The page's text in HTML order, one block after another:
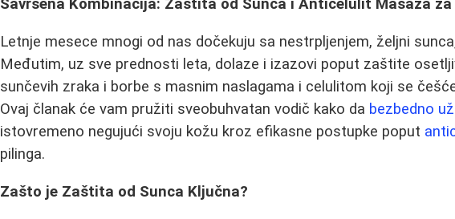
Savršena Kombinacija: Zaštita od Sunca i Anticelulit Masaža za
Letnje mesece mnogi od nas dočekuju sa nestrpljenjem, željni
Međutim, uz sve prednosti leta, dolaze i izazovi poput zaštite
sunčevih zraka i borbe s masnim naslagama i celulitom koji se
Ovaj članak će vam pružiti sveobuhvatan vodič kako da bezbedno
istovremeno negujući svoju kožu kroz efikasne postupke poput
pilinga.
Zašto je Zaštita od Sunca Ključna?